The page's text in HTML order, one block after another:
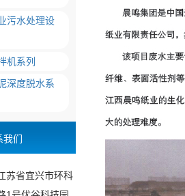
污水处理设
机系列
深度脱水系
我们
苏省宜兴市环科